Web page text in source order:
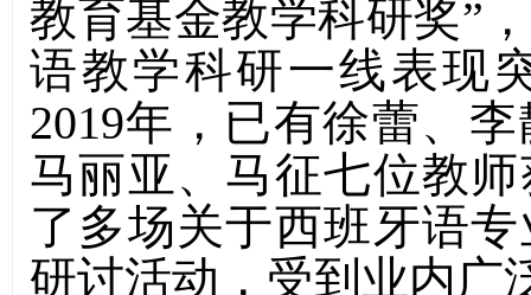
教育基金教学科研奖”
语教学科研一线表现
2019年，已有徐蕾、
马丽亚、马征七位教
了多场关于西班牙语
研讨活动，受到业内广